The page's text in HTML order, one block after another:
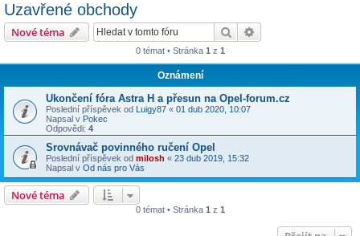
Uzavřené obchody
Nové téma Hledat
0 témat • Stránka 1 z 1
Oznámení
Ukončení fóra Astra H a přesun na Opel-forum.cz
Poslední příspěvek od Luigy87 « 01 dub 2020, 10:07
Napsal v Pokec
Odpovědi: 4
Srovnávač povinného ručení Opel
Poslední příspěvek od milosh « 23 dub 2019, 15:32
Napsal v Od nás pro Vás
Nové téma
0 témat • Stránka 1 z 1